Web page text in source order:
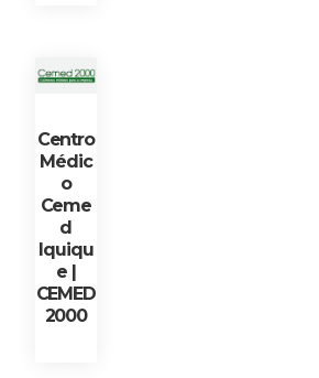
Centro
Médic
o
Ceme
d
Iquiqu
e |
CEMED
2000